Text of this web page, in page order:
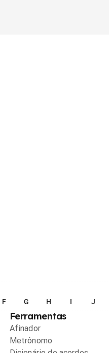
F G H I J
Ferramentas
Afinador
Metrônomo